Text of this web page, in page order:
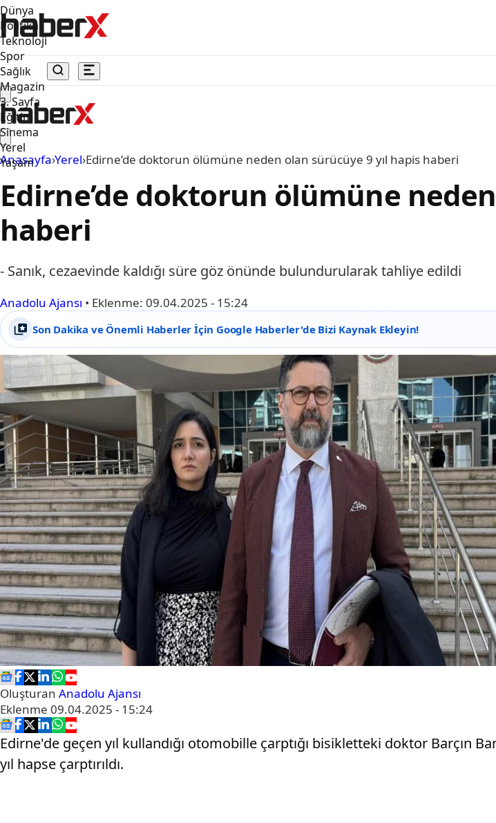
Dünya
Politika
Teknoloji
Spor
Sağlık
Magazin
3. Sayfa
Eğitim
Sinema
Yerel
Yaşam
Anasayfa›Yerel›Edirne’de doktorun ölümüne neden olan sürücüye 9 yıl hapis haberi
Edirne’de doktorun ölümüne
haberi
- Sanık, cezaevinde kaldığı süre göz önünde bulundurularak tahliye edildi
Anadolu Ajansı • Eklenme: 09.04.2025 - 15:24
Son Dakika ve Önemli Haberler İçin Google Haberler'de Bizi Kaynak Ekleyin!
Oluşturan Anadolu Ajansı
Eklenme 09.04.2025 - 15:24
Edirne'de geçen yıl kullandığı otomobille çarptığı bisikletteki doktor Barçın
yıl hapse çarptırıldı.